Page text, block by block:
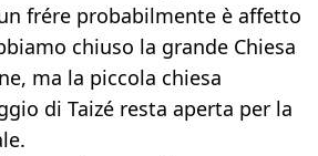
frére probabilmente è affetto
chiuso la grande Chiesa
ma la piccola chiesa
di Taizé resta aperta per la